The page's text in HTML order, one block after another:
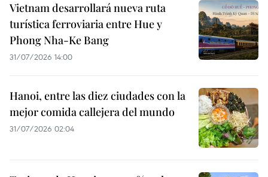
Vietnam desarrollará nueva ruta
turística ferroviaria entre Hue y
Phong Nha-Ke Bang
31/07/2026 14:00
Hanoi, entre las diez ciudades con la
mejor comida callejera del mundo
31/07/2026 02:04